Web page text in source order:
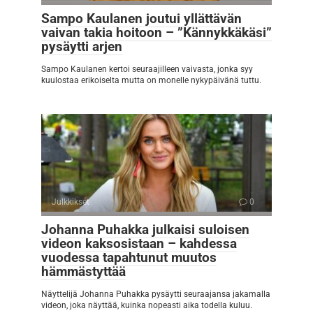
Sampo Kaulanen joutui yllättävän
vaivan takia hoitoon – ”Kännykkäkäsi”
pysäytti arjen
Sampo Kaulanen kertoi seuraajilleen vaivasta, jonka syy
kuulostaa erikoiselta mutta on monelle nykypäivänä tuttu.
Julkkikset 0
Johanna Puhakka julkaisi suloisen
videon kaksosistaan – kahdessa
vuodessa tapahtunut muutos
hämmästyttää
Näyttelijä Johanna Puhakka pysäytti seuraajansa jakamalla
videon, joka näyttää, kuinka nopeasti aika todella kuluu.